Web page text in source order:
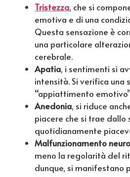
Tristezza, che si
emotiva e di una
Questa sensazione è
una particolare
cerebrale.
Apatia, i sentimenti si
intensità. Si verifica una
“appiattimento
Anedonia, si riduce
piacere che si trae
quotidianamente
Malfunzionamento
meno la regolarità del
dunque, si manifestano